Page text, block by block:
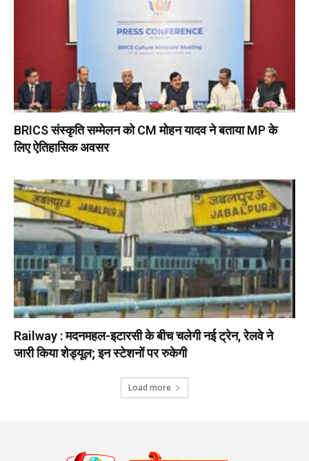
BRICS संस्कृति सम्मेलन को CM मोहन यादव ने बताया MP के
लिए ऐतिहासिक अवसर
Railway : मदनमहल-इटारसी के बीच चलेगी नई ट्रेन, रेलवे ने
जारी किया शेड्यूल; इन स्टेशनों पर रुकेगी
Load more